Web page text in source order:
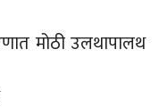
मोठी उलथापालथ